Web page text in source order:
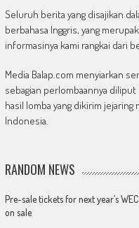
Seluruh berita yang disajikan
berbahasa Inggris, yang
informasinya kami rangkai dari
Media Balap.com menyiarkan
sebagian perlombaannya
hasil lomba yang dikirim jejaring
Indonesia.
RANDOM NEWS
Pre-sale tickets for next year’s
on sale